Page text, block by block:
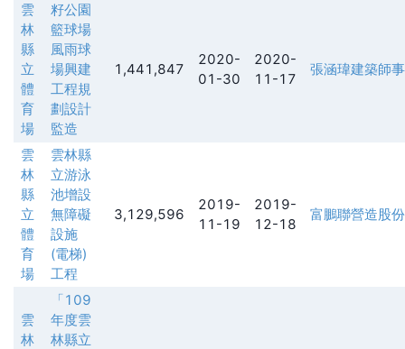
雲
林
縣
立
體
育
場
籽公園
籃球場
風雨球
場興建
工程規
劃設計
監造
1,441,847
2020-
01-30
2020-
11-17
張涵瑋建築師
雲
林
縣
立
體
育
場
雲林縣
立游泳
池增設
無障礙
設施
(電梯)
工程
3,129,596
2019-
11-19
2019-
12-18
富鵬聯營造股
雲
林
「109
年度雲
林縣立